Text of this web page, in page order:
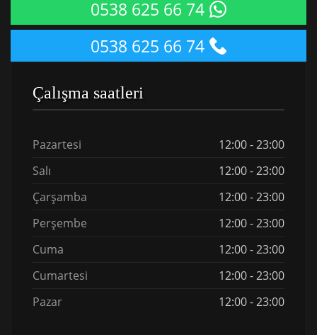
0538 625 66 74
0538 625 66 74
Çalışma saatleri
Pazartesi
12:00 - 23:00
Salı
12:00 - 23:00
Çarşamba
12:00 - 23:00
Perşembe
12:00 - 23:00
Cuma
12:00 - 23:00
Cumartesi
12:00 - 23:00
Pazar
12:00 - 23:00